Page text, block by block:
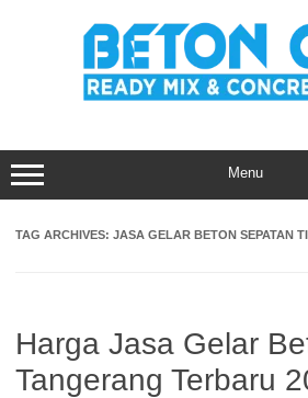
Menu
TAG ARCHIVES: JASA GELAR BETON SEPATAN
Harga Jasa Gelar
Tangerang Terbaru